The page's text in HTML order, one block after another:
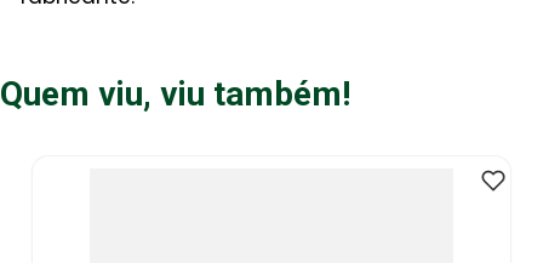
Quem viu, viu também!